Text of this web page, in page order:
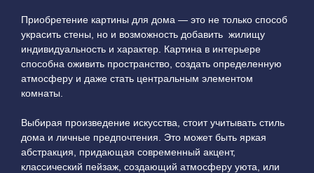
Приобретение картины для дома — это не только способ
украсить стены, но и возможность добавить жилищу
индивидуальность и характер. Картина в интерьере
способна оживить пространство, создать определенную
атмосферу и даже стать центральным элементом
комнаты.
Выбирая произведение искусства, стоит учитывать стиль
дома и личные предпочтения. Это может быть яркая
абстракция, придающая современный акцент,
классический пейзаж, создающий атмосферу уюта, или